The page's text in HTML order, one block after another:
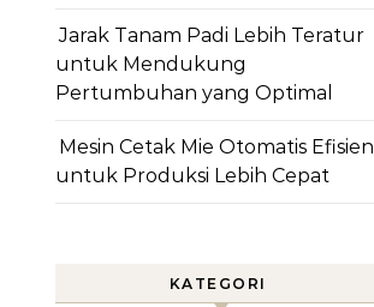
Jarak Tanam Padi Lebih Teratur
untuk Mendukung
Pertumbuhan yang Optimal
Mesin Cetak Mie Otomatis Efisien
untuk Produksi Lebih Cepat
KATEGORI